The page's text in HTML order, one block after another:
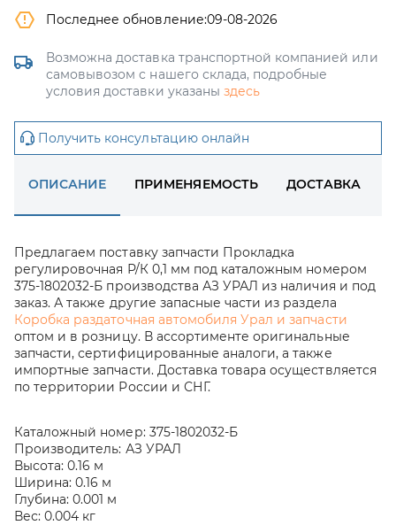
Последнее обновление:09-08-2026
Возможна доставка транспортной компанией или
самовывозом с нашего склада, подробные
условия доставки указаны здесь
Получить консультацию онлайн
ОПИСАНИЕ ПРИМЕНЯЕМОСТЬ ДОСТАВКА
Предлагаем поставку запчасти Прокладка
регулировочная Р/К 0,1 мм под каталожным номером
375-1802032-Б производства АЗ УРАЛ из наличия и под
заказ. А также другие запасные части из раздела
Коробка раздаточная автомобиля Урал и запчасти
оптом и в розницу. В ассортименте оригинальные
запчасти, сертифицированные аналоги, а также
импортные запчасти. Доставка товара осуществляется
по территории России и СНГ.
Каталожный номер: 375-1802032-Б
Производитель: АЗ УРАЛ
Высота: 0.16 м
Ширина: 0.16 м
Глубина: 0.001 м
Вес: 0.004 кг